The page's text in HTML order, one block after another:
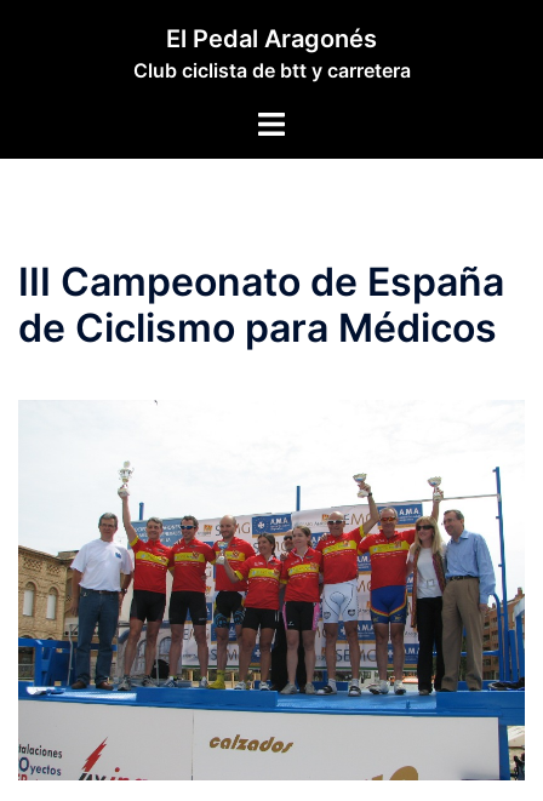
El Pedal Aragonés
Club ciclista de btt y carretera
Alternar
III Campeonato de España
de Ciclismo para Médicos